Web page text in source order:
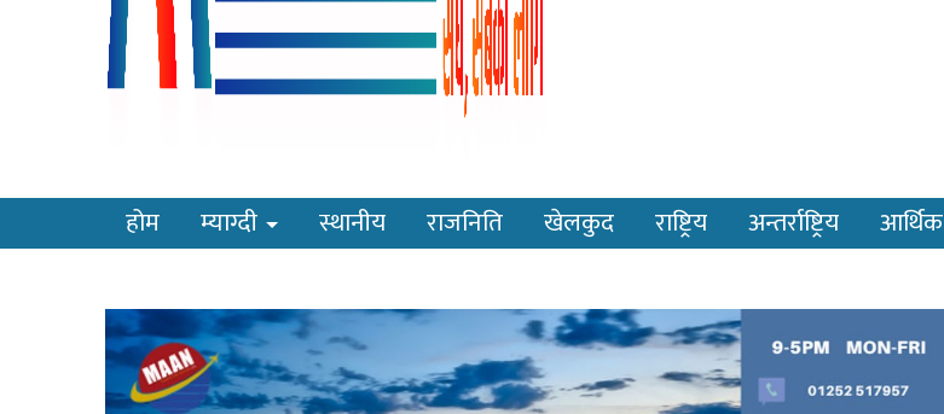
होम म्याग्दी स्थानीय राजनिति खेलकुद राष्ट्रिय अन्तर्राष्ट्रिय आर्थिक